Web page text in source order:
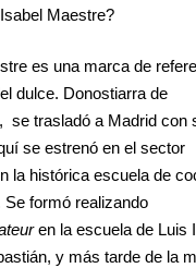
Maestre?
es una marca de
dulce. Donostiarra de
se trasladó a Madrid con
se estrenó en el sector
la histórica escuela de
Se formó realizando
en la escuela de Luis
y más tarde de la